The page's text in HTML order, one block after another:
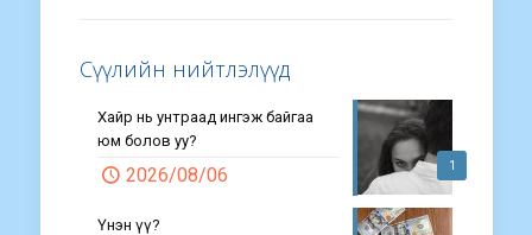
Сүүлийн нийтлэлүүд
1
Хайр нь унтраад ингэж байгаа
юм болов уу?
2026/08/06
Үнэн үү?